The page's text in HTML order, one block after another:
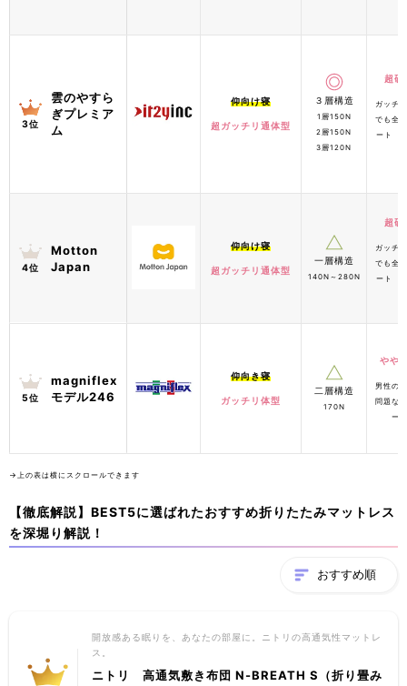
3位
雲のやすら
ぎプレミア
ム
仰向け寝
超ガッチリ通体型
３層構造
1層150N
2層150N
3層120N
超硬
ガッチ
でも全
ート
4位
Motton
Japan
仰向け寝
超ガッチリ通体型
一層構造
140N～280N
超硬
ガッチ
でも全
ート
5位
magniflex
モデル246
仰向き寝
ガッチリ体型
二層構造
170N
やや
男性の
問題な
ート
→上の表は横にスクロールできます
【徹底解説】BEST5に選ばれたおすすめ折りたたみマットレス
を深堀り解説！
おすすめ順
開放感ある眠りを、あなたの部屋に。ニトリの高通気性マットレ
ス。
ニトリ 高通気敷き布団 N-BREATH S（折り畳み